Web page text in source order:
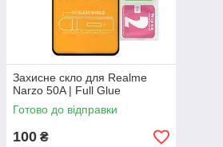
Захисне скло для Realme
Narzo 50A | Full Glue
Готово до відправки
100 ₴